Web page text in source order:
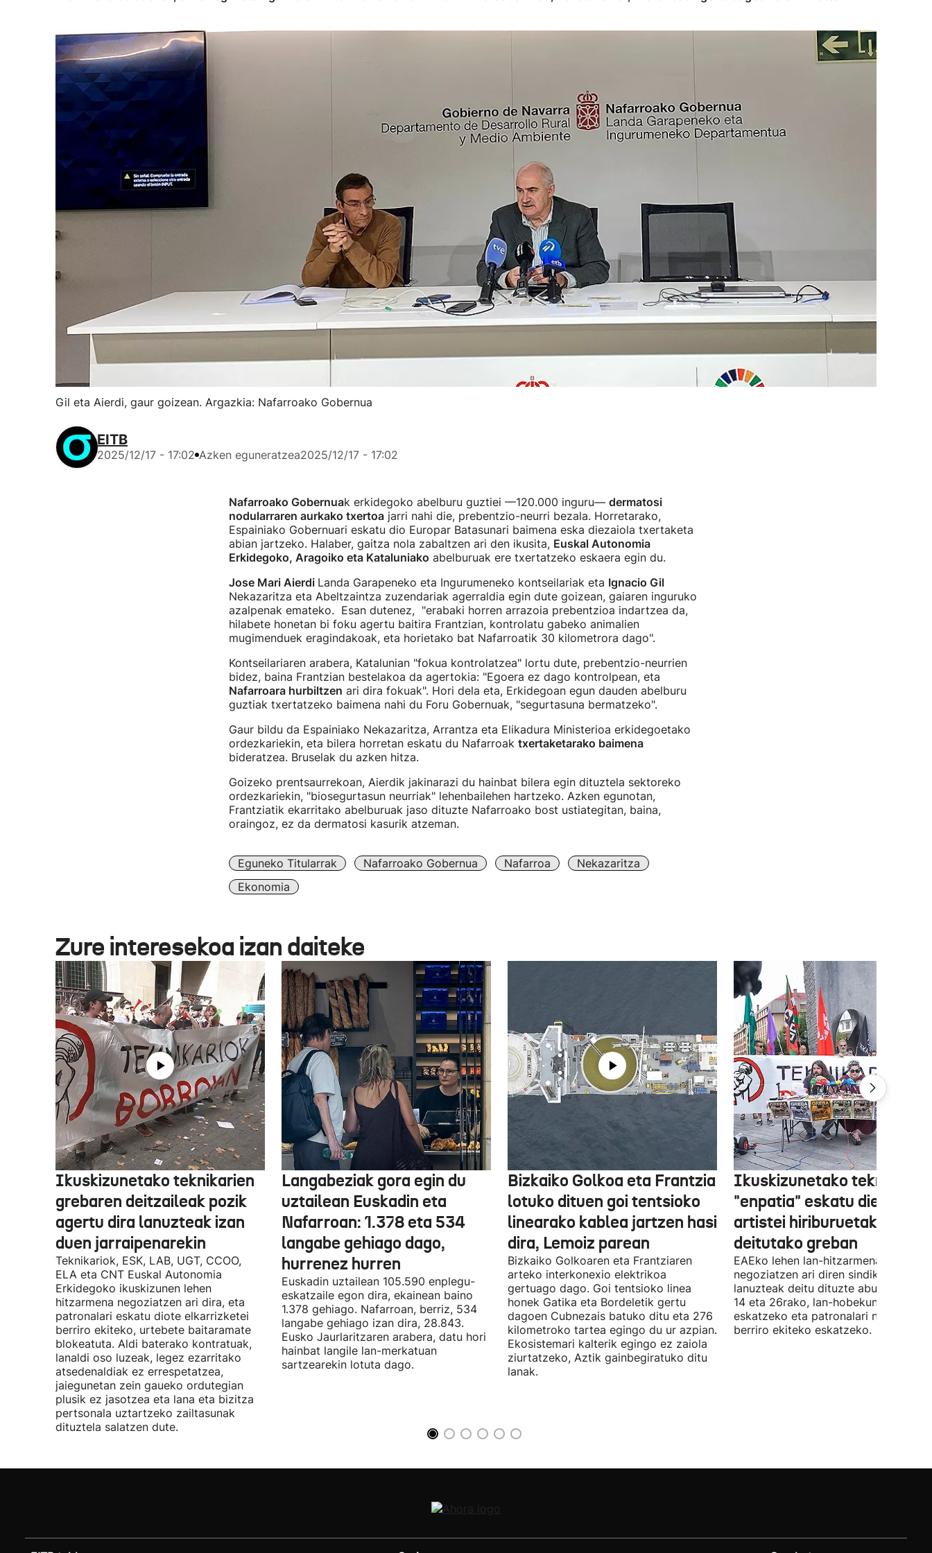
Gil eta Aierdi, gaur goizean. Argazkia: Nafarroako Gobernua
EITB
2025/12/17 - 17:02 Azken eguneratzea2025/12/17 - 17:02
Nafarroako Gobernuak erkidegoko abelburu guztiei —120.000 inguru— dermatosi
nodularraren aurkako txertoajarri nahi die, prebentzio-neurri bezala. Horretarako,
Espainiako Gobernuari eskatu dio Europar Batasunari baimena eska diezaiola txertaketa
abian jartzeko. Halaber, gaitza nola zabaltzen ari den ikusita, Euskal Autonomia
Erkidegoko, Aragoiko eta Kataluniako abelburuak ere txertatzeko eskaera egin du.
Jose Mari Aierdi Landa Garapeneko eta Ingurumeneko kontseilariak eta Ignacio Gil
Nekazaritza eta Abeltzaintza zuzendariak agerraldia egin dute goizean, gaiaren inguruko
azalpenak emateko. Esan dutenez, "erabaki horren arrazoia prebentzioa indartzea da,
hilabete honetan bi foku agertu baitira Frantzian, kontrolatu gabeko animalien
mugimenduek eragindakoak, eta horietako bat Nafarroatik 30 kilometrora dago".
Kontseilariaren arabera, Katalunian "fokua kontrolatzea" lortu dute, prebentzio-neurrien
bidez, baina Frantzian bestelakoa da agertokia: "Egoera ez dago kontrolpean, eta
Nafarroara hurbiltzen ari dira fokuak". Hori dela eta, Erkidegoan egun dauden abelburu
guztiak txertatzeko baimena nahi du Foru Gobernuak, "segurtasuna bermatzeko".
Gaur bildu da Espainiako Nekazaritza, Arrantza eta Elikadura Ministerioa erkidegoetako
ordezkariekin, eta bilera horretan eskatu du Nafarroak txertaketarako baimena
bideratzea. Bruselak du azken hitza.
Goizeko prentsaurrekoan, Aierdik jakinarazi du hainbat bilera egin dituztela sektoreko
ordezkariekin, "biosegurtasun neurriak" lehenbailehen hartzeko. Azken egunotan,
Frantziatik ekarritako abelburuak jaso dituzte Nafarroako bost ustiategitan, baina,
oraingoz, ez da dermatosi kasurik atzeman.
Eguneko Titularrak Nafarroako Gobernua Nafarroa
Nekazaritza
Ekonomia
Zure interesekoa izan daiteke
Ikuskizunetako teknikarien
grebaren deitzaileak pozik
agertu dira lanuzteak izan
duen jarraipenarekin
Teknikariok, ESK, LAB, UGT, CCOO,
ELA eta CNT Euskal Autonomia
Erkidegoko ikuskizunen lehen
hitzarmena negoziatzen ari dira, eta
patronalari eskatu diote elkarrizketei
berriro ekiteko, urtebete baitaramate
blokeatuta. Aldi baterako kontratuak,
lanaldi oso luzeak, legez ezarritako
atsedenaldiak ez errespetatzea,
jaiegunetan zein gaueko ordutegian
plusik ez jasotzea eta lana eta bizitza
pertsonala uztartzeko zailtasunak
dituztela salatzen dute.
Langabeziak gora egin du
uztailean Euskadin eta
Nafarroan: 1.378 eta 534
langabe gehiago dago,
hurrenez hurren
Euskadin uztailean 105.590 enplegu-
eskatzaile egon dira, ekainean baino
1.378 gehiago. Nafarroan, berriz, 534
langabe gehiago izan dira, 28.843.
Eusko Jaurlaritzaren arabera, datu hori
hainbat langile lan-merkatuan
sartzearekin lotuta dago.
Bizkaiko Golkoa eta Frantzia
lotuko dituen goi tentsioko
linearako kablea jartzen hasi
dira, Lemoiz parean
Bizkaiko Golkoaren eta Frantziaren
arteko interkonexio elektrikoa
gertuago dago. Goi tentsioko linea
honek Gatika eta Bordeletik gertu
dagoen Cubnezais batuko ditu eta 276
kilometroko tartea egingo du ur azpian.
Ekosistemari kalterik egingo ez zaiola
ziurtatzeko, Aztik gainbegiratuko ditu
lanak.
Ikuskizunetako teknikariek
"enpatia" eskatu diete
artistei hiriburuetako
deitutako greban
EAEko lehen lan-hitzarmena
negoziatzen ari diren sindikatuek
lanuzteak deitu dituzte abuztuaren 5,
14 eta 26rako, lan-hobekuntzak
eskatzeko eta patronalari
berriro ekiteko eskatzeko.